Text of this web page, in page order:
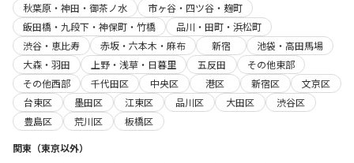
秋葉原・神田・御茶ノ水
市ヶ谷・四ツ谷・麹町
飯田橋・九段下・神保町・竹橋
品川・田町・浜松町
渋谷・恵比寿
赤坂・六本木・麻布 新宿
池袋・高田馬場
大森・羽田
上野・浅草・日暮里 五反田
その他東部
その他西部
千代田区 中央区 港区 新宿区
文京区
台東区
墨田区 江東区 品川区 大田区
渋谷区
豊島区
荒川区
板橋区
関東（東京以外）